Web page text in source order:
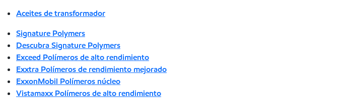
Aceites de transformador
Signature Polymers
Descubra Signature Polymers
Exceed Polímeros de alto rendimiento
Exxtra Polímeros de rendimiento mejorado
ExxonMobil Polímeros núcleo
Vistamaxx Polímeros de alto rendimiento